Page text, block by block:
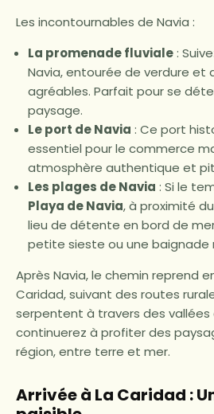
Les incontournables de Navia :
La promenade fluviale:
Navia, entourée de verdure et
agréables. Parfait pour se
paysage.
Le port de Navia : Ce port
essentiel pour le commerce
atmosphère authentique et
Les plages de Navia : Si le
Playa de Navia, à proximité
lieu de détente en bord de
petite sieste ou une baignade
Après Navia, le chemin reprend
Caridad, suivant des routes
serpentent à travers des vallées
continuerez à profiter des
région, entre terre et mer.
Arrivée à La Caridad :